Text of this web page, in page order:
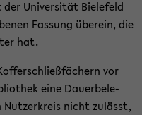
Uni­ver­si­tät Bie­le­feld
Fas­sung über­ein, die
hat.
vor
eine Dau­er­be­le­
Nut­zer­kreis nicht zu­lässt,